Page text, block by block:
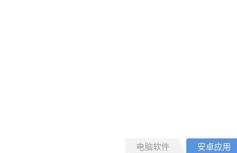
电脑软件 安卓应用